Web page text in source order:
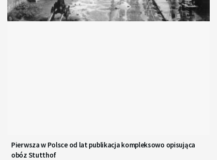
Pierwsza w Polsce od lat publikacja kompleksowo opisująca
obóz Stutthof